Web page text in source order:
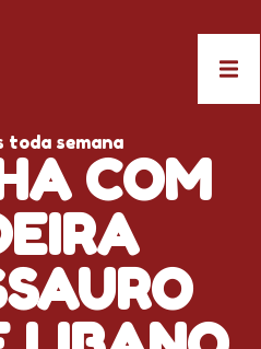
toda semana
COM